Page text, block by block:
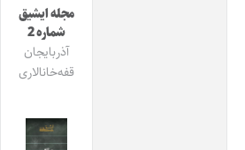
مجله ایشیق
شماره 2
آذربایجان
قفه‌خانالاری